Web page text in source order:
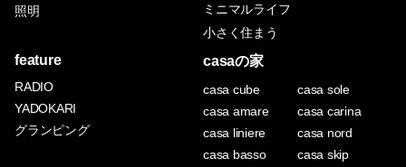
照明
ミニマルライフ
小さく住まう
feature
RADIO
YADOKARI
グランピング
casaの家
casa cube
casa sole
casa amare
casa carina
casa liniere
casa nord
casa basso
casa skip